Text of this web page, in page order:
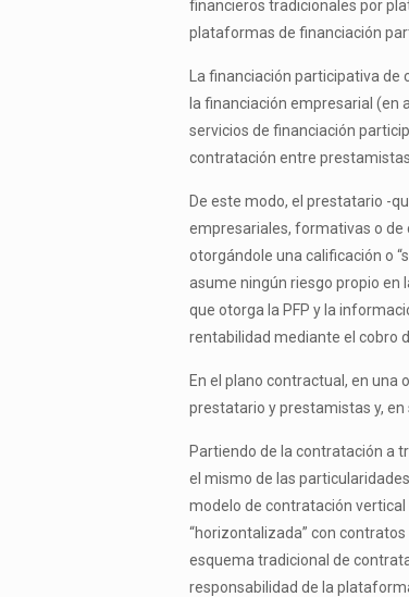
financieros tradicionales por
plataformas de financiación
La financiación participativa
la financiación empresarial (en
servicios de financiación
contratación entre
De este modo, el prestatario -
empresariales, formativas o de
otorgándole una calificación o
asume ningún riesgo propio en
que otorga la PFP y la
rentabilidad mediante el cobro
En el plano contractual, en una
prestatario y prestamistas y,
Partiendo de la contratación a
el mismo de las
modelo de contratación
“horizontalizada” con
esquema tradicional de
responsabilidad de la